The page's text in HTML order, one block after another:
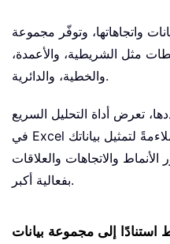
واتجاهاتها، وتوفّر مجموعة
مثل الشريطية، والأعمدة،
والخطية، والدائرية.
تعرض أداة التحليل السريع
في Excel أكثر خيارات المخططات ملاءمةً لتمثيل بياناتك
والاتجاهات والعلاقات
بفعالية أكبر.
إلى مجموعة بيانات